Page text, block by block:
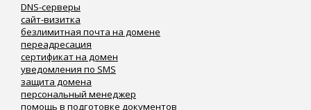
DNS-серверы
сайт-визитка
безлимитная почта на домене
переадресация
сертификат на домен
уведомления по SMS
защита домена
персональный менеджер
помощь в подготовке документов